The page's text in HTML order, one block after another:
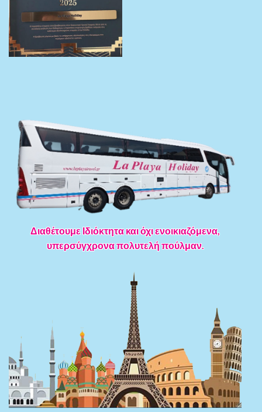
Διαθέτουμε Ιδιόκτητα και όχι ενοικιαζόμενα,
υπερσύγχρονα πολυτελή πούλμαν.